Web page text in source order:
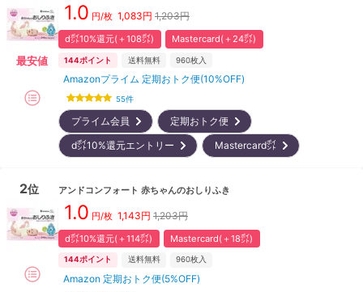
最安値
1.0 円/枚 1,083円 1,203円
d㌽10%還元(＋108㌽) Mastercard(＋24㌽)
144ポイント 送料無料 960枚入
Amazonプライム 定期おトク便(10%OFF)
55件
プライム会員
定期おトク便
d㌽10%還元エントリー
Mastercard㌽
2位 アンドコンフォート 赤ちゃんのおしりふき
1.0 円/枚 1,143円 1,203円
d㌽10%還元(＋114㌽) Mastercard(＋18㌽)
144ポイント 送料無料 960枚入
Amazon 定期おトク便(5%OFF)